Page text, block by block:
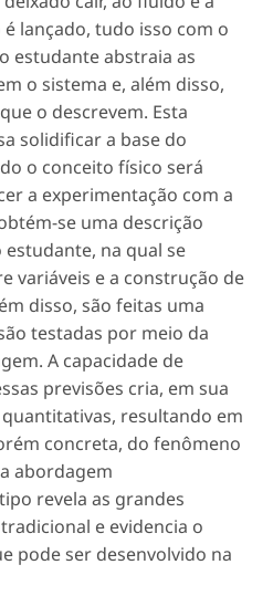
lançado, tudo isso com o
estudante abstraia as
o sistema e, além disso,
o descrevem. Esta
solidificar a base do
o conceito físico será
a experimentação com a
se uma descrição
na qual se
variáveis e a construção de
disso, são feitas uma
testadas por meio da
A capacidade de
previsões cria, em sua
resultando em
concreta, do fenômeno
abordagem
revela as grandes
e evidencia o
pode ser desenvolvido na